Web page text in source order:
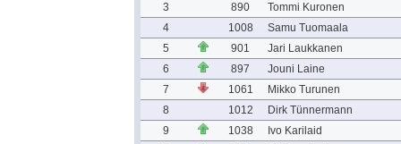
3
890
Tommi Kuronen
4
1008
Samu Tuomaala
5
901
Jari Laukkanen
6
897
Jouni Laine
7
1061
Mikko Turunen
8
1012
Dirk Tünnermann
9
1038
Ivo Karilaid